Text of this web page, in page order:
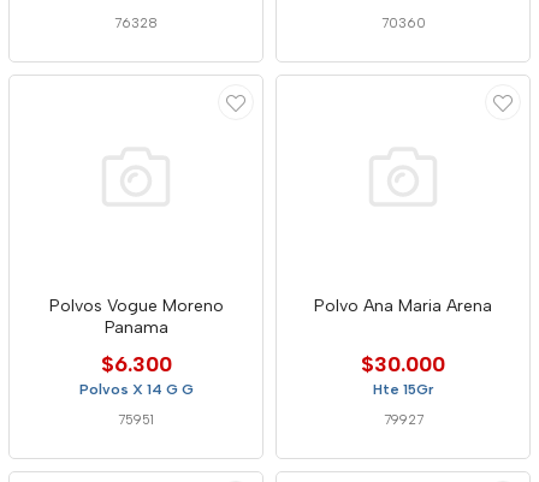
76328 70360
Polvos Vogue Moreno
Panama
$6.300
Polvos X 14 G G
75951
Polvo Ana Maria Arena
$30.000
Hte 15Gr
79927